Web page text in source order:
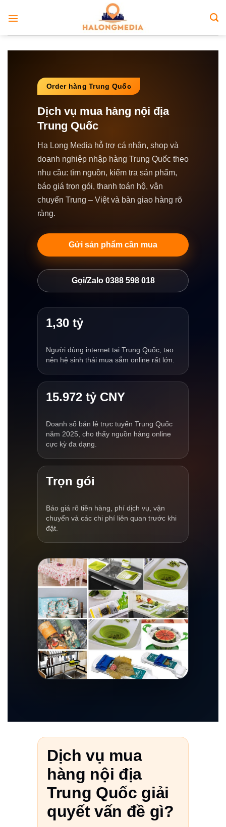
qua
Order hàng Trung Quốc
Dịch vụ mua hàng nội địa
Trung Quốc
Hạ Long Media hỗ trợ cá nhân, shop và
doanh nghiệp nhập hàng Trung Quốc theo
nhu cầu: tìm nguồn, kiểm tra sản phẩm,
báo giá trọn gói, thanh toán hộ, vận
chuyển Trung – Việt và bàn giao hàng rõ
ràng.
Gửi sản phẩm cần mua
Gọi/Zalo 0388 598 018
1,30 tỷ
Người dùng internet tại Trung Quốc, tạo
nên hệ sinh thái mua sắm online rất lớn.
15.972 tỷ CNY
Doanh số bán lẻ trực tuyến Trung Quốc
năm 2025, cho thấy nguồn hàng online
cực kỳ đa dạng.
Trọn gói
Báo giá rõ tiền hàng, phí dịch vụ, vận
chuyển và các chi phí liên quan trước khi
đặt.
Dịch vụ mua
hàng nội địa
Trung Quốc giải
quyết vấn đề gì?